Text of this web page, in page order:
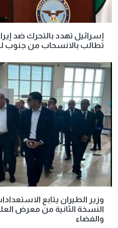
إسرائيل تهدد بالتحرك ضد
تطالب بالانسحاب من جنوب
وزير الطيران يتابع
النسخة الثانية من معرض
والفضاء